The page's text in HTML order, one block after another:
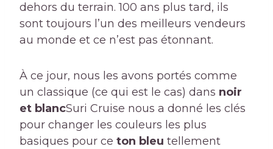
dehors du terrain. 100 ans plus tard, ils
sont toujours l’un des meilleurs vendeurs
au monde et ce n’est pas étonnant.
À ce jour, nous les avons portés comme
un classique (ce qui est le cas) dans noir
et blancSuri Cruise nous a donné les clés
pour changer les couleurs les plus
basiques pour ce ton bleu tellement